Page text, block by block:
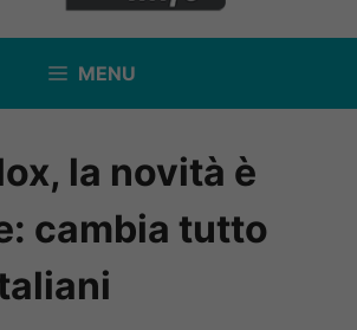
MENU
la novità è
cambia tutto